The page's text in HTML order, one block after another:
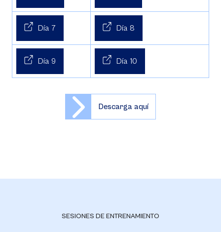
Día 7 Día 8
Día 9 Día 10
Descarga aquí
SESIONES DE ENTRENAMIENTO